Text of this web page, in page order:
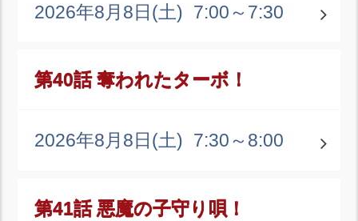
2026年8月8日(土) 7:00～7:30
第40話 奪われたターボ！
2026年8月8日(土) 7:30～8:00
第41話 悪魔の子守り唄！